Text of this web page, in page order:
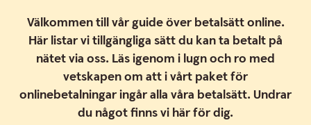
Välkommen till vår guide över betalsätt online.
Här listar vi tillgängliga sätt du kan ta betalt på
nätet via oss. Läs igenom i lugn och ro med
vetskapen om att i vårt paket för
onlinebetalningar ingår alla våra betalsätt. Undrar
du något finns vi här för dig.